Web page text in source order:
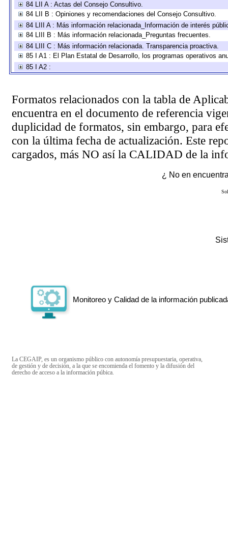
84 LII A : Actas del Consejo Consultivo.
84 LII B : Opiniones y recomendaciones del Consejo Consultivo.
84 LIII A : Más información relacionada_Información de interés
84 LIII B : Más información relacionada_Preguntas frecuentes.
84 LIII C : Más información relacionada. Transparencia proactiva.
85 I A1 : El Plan Estatal de Desarrollo, los programas operativos
85 I A2 :
Formatos relacionados con la tabla de
encuentra en el documento de referencia
duplicidad de formatos, sin embargo, para
con la última fecha de actualización. Este
cargados, más NO así la CALIDAD de la
¿ No en
Monitoreo y Calidad de la información
La CEGAIP, es un organismo público con autonomía presupuestaria, operativa,
de gestión y de decisión, a la que se encomienda el fomento y la difusión del
derecho de acceso a la información púbica.